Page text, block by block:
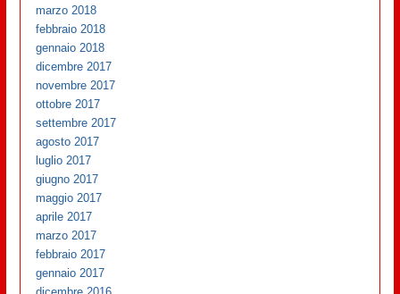
marzo 2018
febbraio 2018
gennaio 2018
dicembre 2017
novembre 2017
ottobre 2017
settembre 2017
agosto 2017
luglio 2017
giugno 2017
maggio 2017
aprile 2017
marzo 2017
febbraio 2017
gennaio 2017